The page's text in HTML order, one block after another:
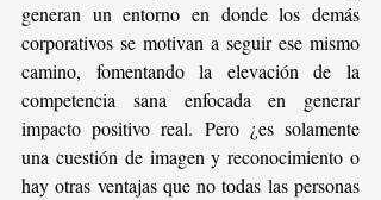
generan un entorno en donde los demás
corporativos se motivan a seguir ese mismo
camino, fomentando la elevación de la
competencia sana enfocada en generar
impacto positivo real. Pero ¿es solamente
una cuestión de imagen y reconocimiento o
hay otras ventajas que no todas las personas